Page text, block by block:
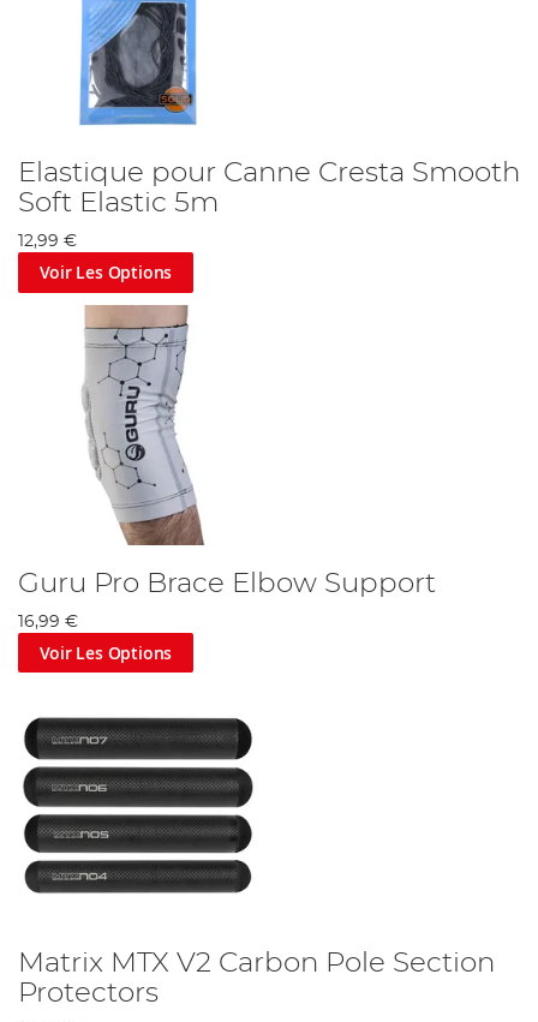
Elastique pour Canne Cresta Smooth
Soft Elastic 5m
12,99 €
Voir Les Options
Guru Pro Brace Elbow Support
16,99 €
Voir Les Options
Matrix MTX V2 Carbon Pole Section
Protectors